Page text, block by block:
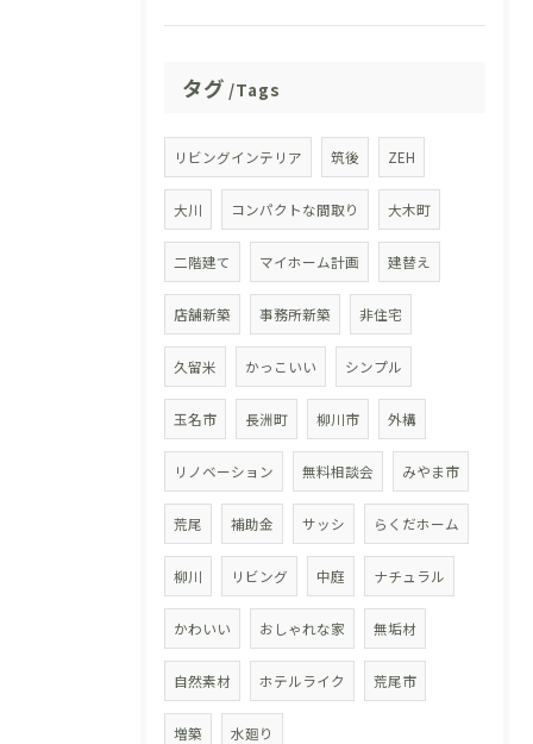
タグ Tags
リビングインテリア 筑後 ZEH
大川 コンパクトな間取り 大木町
二階建て マイホーム計画 建替え
店舗新築 事務所新築 非住宅
久留米 かっこいい シンプル
玉名市 長洲町 柳川市 外構
リノベーション 無料相談会 みやま市
荒尾 補助金 サッシ らくだホーム
柳川 リビング 中庭 ナチュラル
かわいい おしゃれな家 無垢材
自然素材 ホテルライク 荒尾市
増築 水廻り